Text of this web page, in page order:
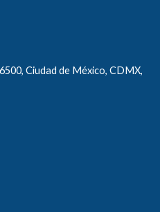
Ciudad de México, CDMX,